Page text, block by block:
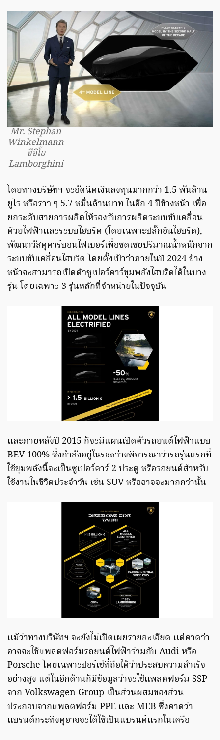
Mr. Stephan
Winkelmann
ซีอีโอ
Lamborghini
โดยทางบริษัทฯ จะอัดฉีดเงินลงทุนมากกว่า 1.5 พันล้าน
ยูโร หรือราว ๆ 5.7 หมื่นล้านบาท ในอีก 4 ปีข้างหน้า เพื่อ
ยกระดับสายการผลิตให้รองรับการผลิตระบบขับเคลื่อน
ด้วยไฟฟ้าและระบบไฮบริด (โดยเฉพาะปลั๊กอินไฮบริด),
พัฒนาวัสดุคาร์บอนไฟเบอร์เพื่อชดเชยปริมาณน้ำหนักจาก
ระบบขับเคลื่อนไฮบริด โดยตั้งเป้าว่าภายในปี 2024 ข้าง
หน้าจะสามารถเปิดตัวซูเปอร์คาร์ขุมพลังไฮบริดได้ในบาง
รุ่น โดยเฉพาะ 3 รุ่นหลักที่จำหน่ายในปัจจุบัน
และภายหลังปี 2015 ก็จะมีแผนเปิดตัวรถยนต์ไฟฟ้าแบบ
BEV 100% ซึ่งกำลังอยู่ในระหว่างพิจารณาว่ารถรุ่นแรกที่
ใช้ขุมพลังนี้จะเป็นซูเปอร์คาร์ 2 ประตู หรือรถยนต์สำหรับ
ใช้งานในชีวิตประจำวัน เช่น SUV หรืออาจจะมากกว่านั้น
แม้ว่าทางบริษัทฯ จะยังไม่เปิดเผยรายละเอียด แต่คาดว่า
อาจจะใช้แพลตฟอร์มรถยนต์ไฟฟ้าร่วมกับ Audi หรือ
Porsche โดยเฉพาะปอร์เช่ที่ถือได้ว่าประสบความสำเร็จ
อย่างสูง แต่ในอีกด้านก็มีข้อมูลว่าจะใช้แพลตฟอร์ม SSP
จาก Volkswagen Group เป็นส่วนผสมของส่วน
ประกอบจากแพลตฟอร์ม PPE และ MEB ซึ่งคาดว่า
แบรนด์กระทิงดุอาจจะได้ใช้เป็นแบรนด์แรกในเครือ